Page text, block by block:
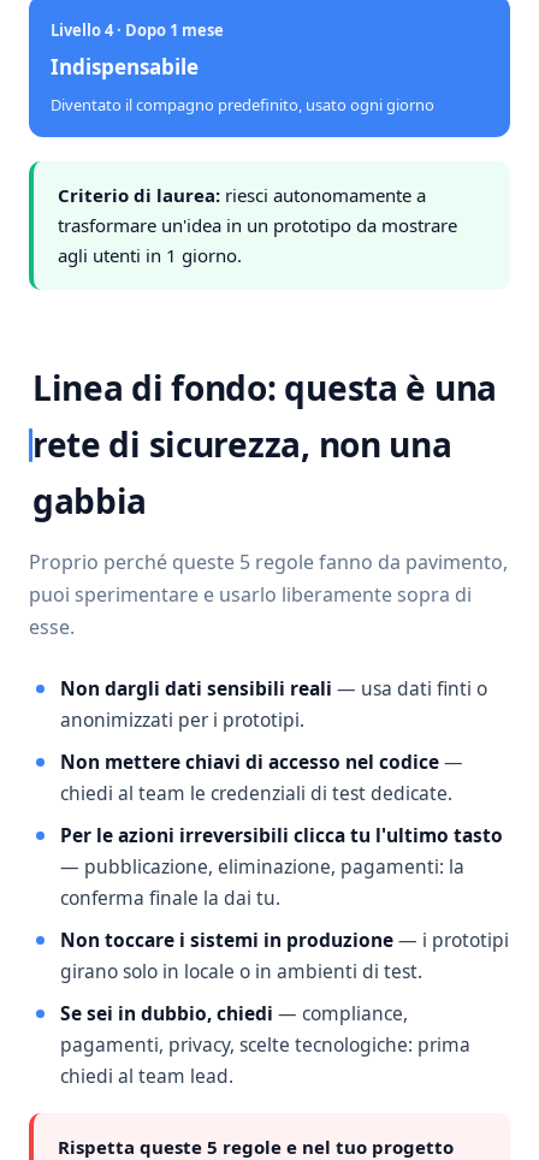
Livello 4 · Dopo 1 mese
Indispensabile
Diventato il compagno predefinito, usato ogni giorno
Criterio di laurea: riesci autonomamente a
trasformare un'idea in un prototipo da mostrare
agli utenti in 1 giorno.
Linea di fondo: questa è una
rete di sicurezza, non una
gabbia
Proprio perché queste 5 regole fanno da pavimento,
puoi sperimentare e usarlo liberamente sopra di
esse.
Non dargli dati sensibili reali — usa dati finti o
anonimizzati per i prototipi.
Non mettere chiavi di accesso nel codice—
chiedi al team le credenziali di test dedicate.
Per le azioni irreversibili clicca tu l'ultimo tasto
— pubblicazione, eliminazione, pagamenti: la
conferma finale la dai tu.
Non toccare i sistemi in produzione— i prototipi
girano solo in locale o in ambienti di test.
Se sei in dubbio, chiedi — compliance,
pagamenti, privacy, scelte tecnologiche: prima
chiedi al team lead.
Rispetta queste 5 regole e nel tuo progetto